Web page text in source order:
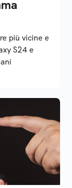
più vicine e
S24 e